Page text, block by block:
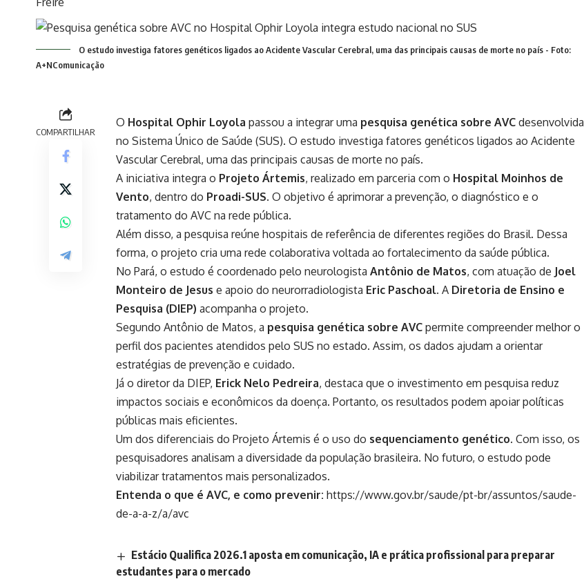
O estudo investiga fatores genéticos ligados ao Acidente Vascular Cerebral, uma das principais causas de morte no país - Foto:
A+NComunicação
COMPARTILHAR
O Hospital Ophir Loyola passou a integrar uma pesquisa genética sobre AVC desenvolvida
no Sistema Único de Saúde (SUS). O estudo investiga fatores genéticos ligados ao Acidente
Vascular Cerebral, uma das principais causas de morte no país.
A iniciativa integra o Projeto Ártemis, realizado em parceria com o Hospital Moinhos de
Vento, dentro do Proadi-SUS. O objetivo é aprimorar a prevenção, o diagnóstico e o
tratamento do AVC na rede pública.
Além disso, a pesquisa reúne hospitais de referência de diferentes regiões do Brasil. Dessa
forma, o projeto cria uma rede colaborativa voltada ao fortalecimento da saúde pública.
No Pará, o estudo é coordenado pelo neurologista Antônio de Matos, com atuação de Joel
Monteiro de Jesus e apoio do neurorradiologista Eric Paschoal. A Diretoria de Ensino e
Pesquisa (DIEP) acompanha o projeto.
Segundo Antônio de Matos, a pesquisa genética sobre AVC permite compreender melhor o
perfil dos pacientes atendidos pelo SUS no estado. Assim, os dados ajudam a orientar
estratégias de prevenção e cuidado.
Já o diretor da DIEP, Erick Nelo Pedreira, destaca que o investimento em pesquisa reduz
impactos sociais e econômicos da doença. Portanto, os resultados podem apoiar políticas
públicas mais eficientes.
Um dos diferenciais do Projeto Ártemis é o uso do sequenciamento genético. Com isso, os
pesquisadores analisam a diversidade da população brasileira. No futuro, o estudo pode
viabilizar tratamentos mais personalizados.
Entenda o que é AVC, e como prevenir: https://www.gov.br/saude/pt-br/assuntos/saude-
de-a-a-z/a/avc
Estácio Qualifica 2026.1 aposta em comunicação, IA e prática profissional para preparar
estudantes para o mercado